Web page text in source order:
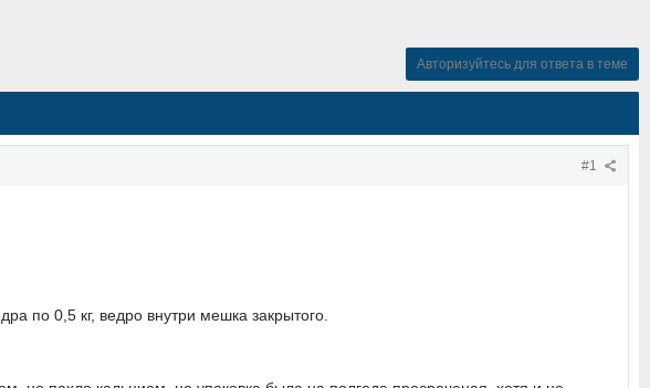
Авторизуйтесь для ответа в теме
#1
по 0,5 кг, ведро внутри мешка закрытого.